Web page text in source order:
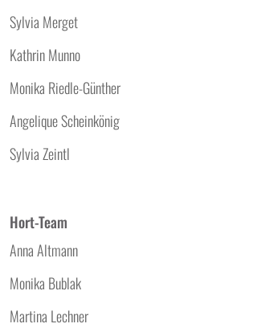
Sylvia Merget
Kathrin Munno
Monika Riedle-Günther
Angelique Scheinkönig
Sylvia Zeintl
Hort-Team
Anna Altmann
Monika Bublak
Martina Lechner